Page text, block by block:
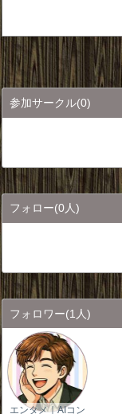
参加サークル(0)
フォロー(0人)
フォロワー(1人)
エンタメ｜AIコン